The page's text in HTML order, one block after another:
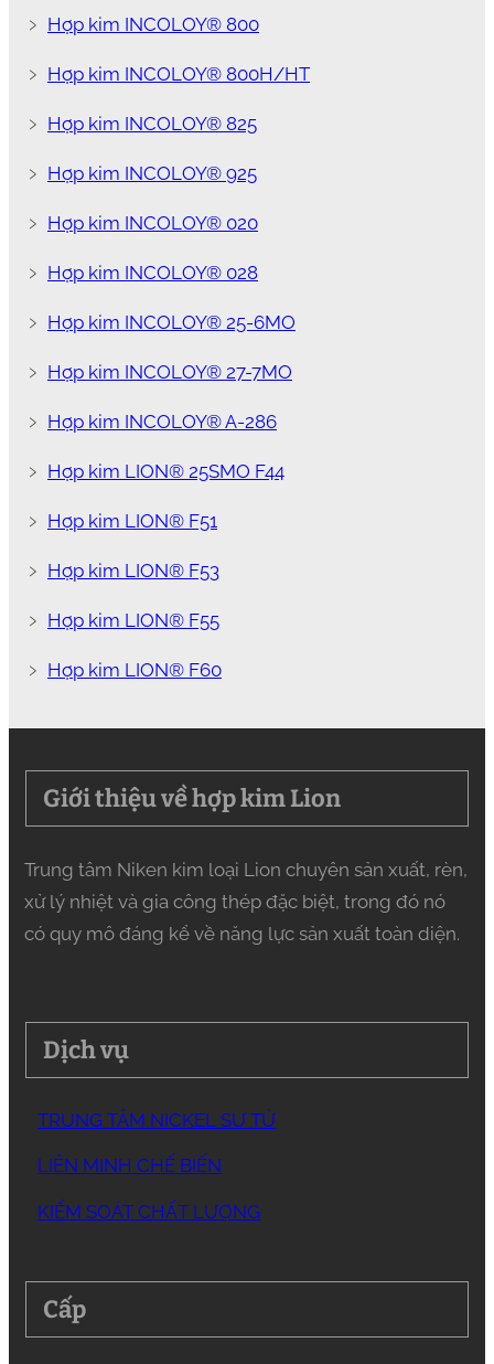
﹥ Hợp kim INCOLOY® 800
﹥ Hợp kim INCOLOY® 800H/HT
﹥ Hợp kim INCOLOY® 825
﹥ Hợp kim INCOLOY® 925
﹥ Hợp kim INCOLOY® 020
﹥ Hợp kim INCOLOY® 028
﹥ Hợp kim INCOLOY® 25-6MO
﹥ Hợp kim INCOLOY® 27-7MO
﹥ Hợp kim INCOLOY® A-286
﹥ Hợp kim LION® 25SMO F44
﹥ Hợp kim LION® F51
﹥ Hợp kim LION® F53
﹥ Hợp kim LION® F55
﹥ Hợp kim LION® F60
Giới thiệu về hợp kim Lion
Trung tâm Niken kim loại Lion chuyên sản xuất, rèn,
xử lý nhiệt và gia công thép đặc biệt, trong đó nó
có quy mô đáng kể về năng lực sản xuất toàn diện.
Dịch vụ
TRUNG TÂM NICKEL SƯ TỬ
LIÊN MINH CHẾ BIẾN
KIỂM SOÁT CHẤT LƯỢNG
Cấp